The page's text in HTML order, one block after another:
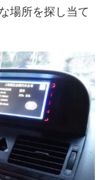
場所を探し当て